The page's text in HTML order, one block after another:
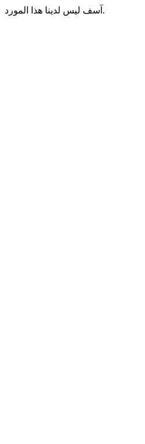
آسف ليس لدينا هذا المورد.